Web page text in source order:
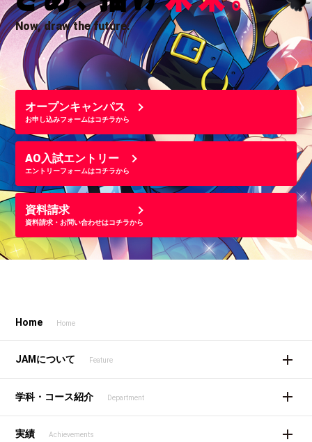
Now, draw the future.
オープンキャンパス
お申し込みフォームはコチラから
AO入試エントリー
エントリーフォームはコチラから
資料請求
資料請求・お問い合わせはコチラから
Home Home
JAMについて Feature
学科・コース紹介 Department
実績 Achievements